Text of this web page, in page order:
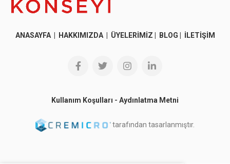
ANASAYFA HAKKIMIZDA| ÜYELERİMİZ BLOG İLETİŞİM
Kullanım Koşulları - Aydınlatma Metni
tarafından tasarlanmıştır.